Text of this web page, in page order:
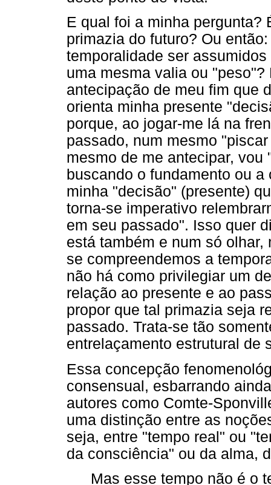
E qual foi a minha pergunta?
primazia do futuro? Ou
temporalidade ser
uma mesma valia ou
antecipação de meu fim que
orienta minha presente
porque, ao jogar-me lá na
passado, num mesmo
mesmo de me antecipar,
buscando o fundamento ou
minha "decisão" (presente)
torna-se imperativo
em seu passado". Isso quer
está também e num só
se compreendemos a
não há como privilegiar um
relação ao presente e ao
propor que tal primazia seja
passado. Trata-se tão
entrelaçamento estrutural de
Essa concepção
consensual, esbarrando
autores como Comte-
uma distinção entre as
seja, entre "tempo real" ou
da consciência" ou da alma,
Mas esse tempo não é o